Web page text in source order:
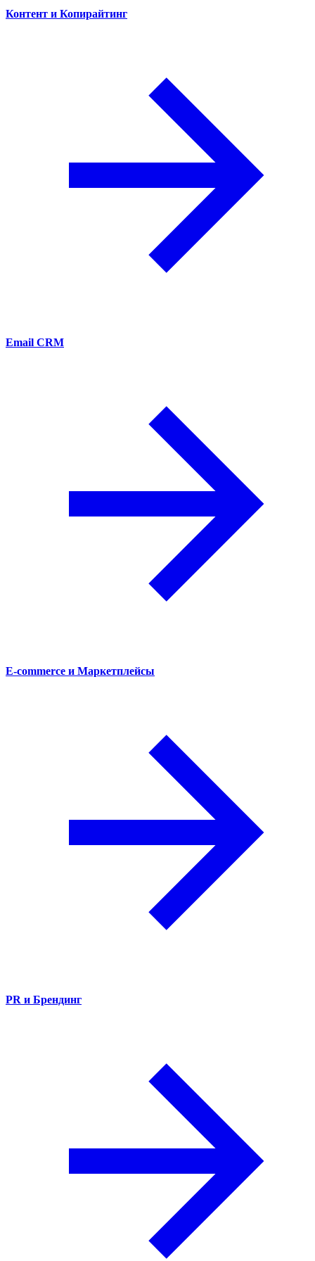
Контент и Копирайтинг
Email CRM
E-commerce и Маркетплейсы
PR и Брендинг